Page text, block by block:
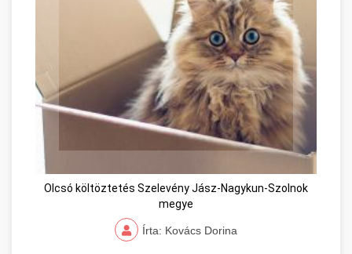
Olcsó költöztetés Szelevény Jász-Nagykun-Szolnok
megye
Írta: Kovács Dorina